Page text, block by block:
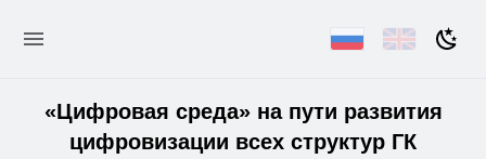
«Цифровая среда» на пути развития
цифровизации всех структур ГК